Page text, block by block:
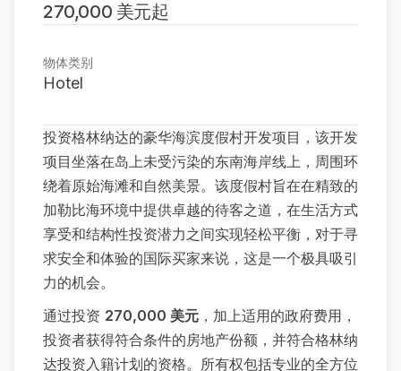
270,000 美元起
物体类别
Hotel
投资格林纳达的豪华海滨度假村开发项目，该开发
项目坐落在岛上未受污染的东南海岸线上，周围环
绕着原始海滩和自然美景。该度假村旨在在精致的
加勒比海环境中提供卓越的待客之道，在生活方式
享受和结构性投资潜力之间实现轻松平衡，对于寻
求安全和体验的国际买家来说，这是一个极具吸引
力的机会。
通过投资 270,000 美元 ，加上适用的政府费用，
投资者获得符合条件的房地产份额，并符合格林纳
达投资入籍计划的资格。所有权包括专业的全方位